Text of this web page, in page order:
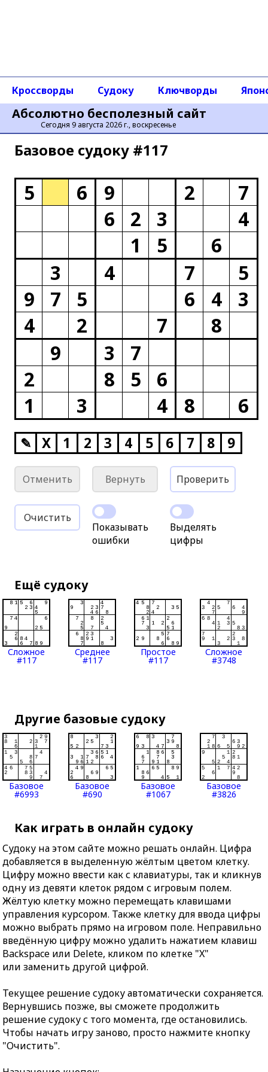
Абсолютно бесполезный сайт
Сегодня 9 августа 2026 г., воскресенье
Кроссворды Судоку Ключворды
Базовое cудоку #117
5 6 9 2
7
6
2 3
4
1
5
6
3
4 7
5
9
7 5 6 4
3
4
2 7
8
9
3
7
2
8 5
6
1
3 4 8 6
✎ X 1 2 3 4 5 6 7 8 9
Отменить Вернуть Проверить
Очистить
Показывать
ошибки
Выделять
цифры
Ещё судоку
Сложное
#117
Среднее
#117
Простое
#117
Сложное
#3748
Другие базовые судоку
Базовое
#6993
Базовое
#690
Базовое
#1067
Базовое
#3826
Как играть в онлайн судоку
Судоку на этом сайте можно решать онлайн. Цифра
добавляется в выделенную жёлтым цветом клетку.
Цифру можно ввести как с клавиатуры, так и кликнув
одну из девяти клеток рядом с игровым полем.
Жёлтую клетку можно перемещать клавишами
управления курсором. Также клетку для ввода цифры
можно выбрать прямо на игровом поле. Неправильно
введённую цифру можно удалить нажатием клавиш
Backspace или Delete, кликом по клетке "X"
или заменить другой цифрой.
Текущее решение судоку автоматически сохраняется.
Вернувшись позже, вы сможете продолжить
решение судоку с того момента, где остановились.
Чтобы начать игру заново, просто нажмите кнопку
"Очистить".